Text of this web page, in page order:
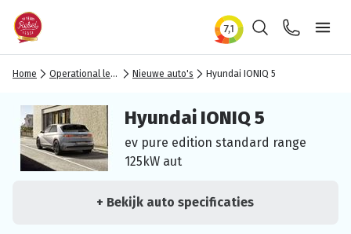
ZoekenContact
Home Operational lease Nieuwe auto's Hyundai IONIQ 5
Hyundai IONIQ 5
ev pure edition standard range
125kW aut
+ Bekijk auto specificaties